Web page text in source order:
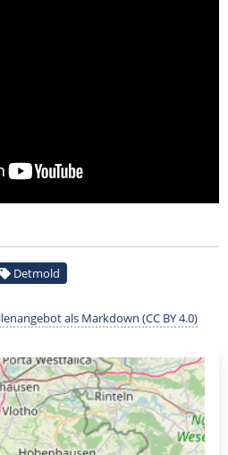
Detmold
als Markdown (CC BY 4.0)